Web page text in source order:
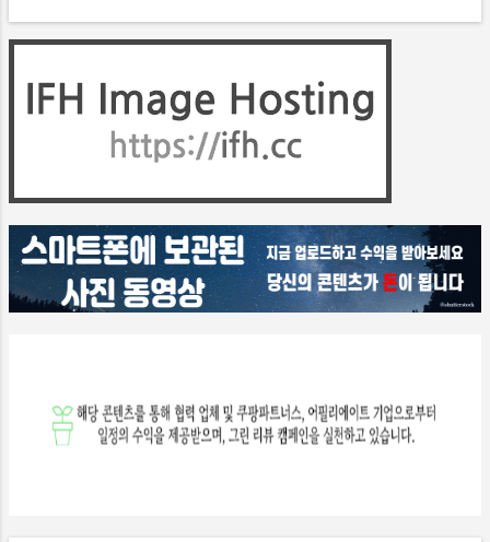
있습니다. 입주 전에 정확한 한도를 확인하지 않으면 자금 계
로 결정될까? 기본적으로는 분양가 대비 일정 비율로 한도가
산정됩니다. 지역 규제 여부에 따라 적용 비율이 달라질 수 있
으며, 일반적으로 일정 범위 내에서 결정됩니다. 다만 이 기준
은 최대치일 뿐이며 실제 승인 금액은 개인 상황에 따라 달라
집니다. 여러 사례를 비교해보면 동일한 분양가라도 개인 조
건에 따라 한도 차이가 크게 나는 경우가 많다고 합니다. 개인
별 한도에 영향을 주는 조건은 무엇일까? 대출 한도는 소득,
기존 대출, 신용 상태, 보유 주택 수 등 다양한 요소를 종합적
으로 반영해 결정됩니다. 특히 이미 다른 대출이 많은 경우에
어질까? 대출 심사에서는 연 소득 대비 상환 능력을 기준으로
한도가 제한됩니다. 일정 비율 이상으로 원리금을 상환해야
경우 한도가 크게 줄어드는 경우도 많다고 합니다. 이론 한도